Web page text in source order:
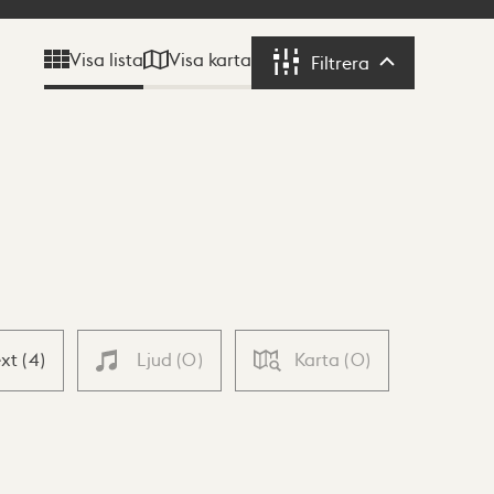
Visa lista Visa karta Filtrera Filtrera
(4) Ljud (0) Karta (0)